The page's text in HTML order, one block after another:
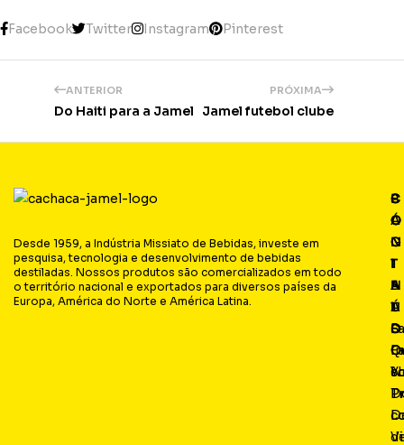
Facebook Twitter Instagram Pinterest
ANTERIOR
Do Haiti para a Jamel
PRÓXIMA
Jamel futebol clube
Desde 1959, a Indústria Missiato de Bebidas, investe em
pesquisa, tecnologia e desenvolvimento de bebidas
destiladas. Nossos produtos são comercializados em todo
o território nacional e exportados para diversos países da
Europa, América do Norte e América Latina.
P
Á
G
I
N
A
S
C
O
N
T
E
Ú
D
O
C
O
N
T
A
T
O
S
O
C
I
A
L